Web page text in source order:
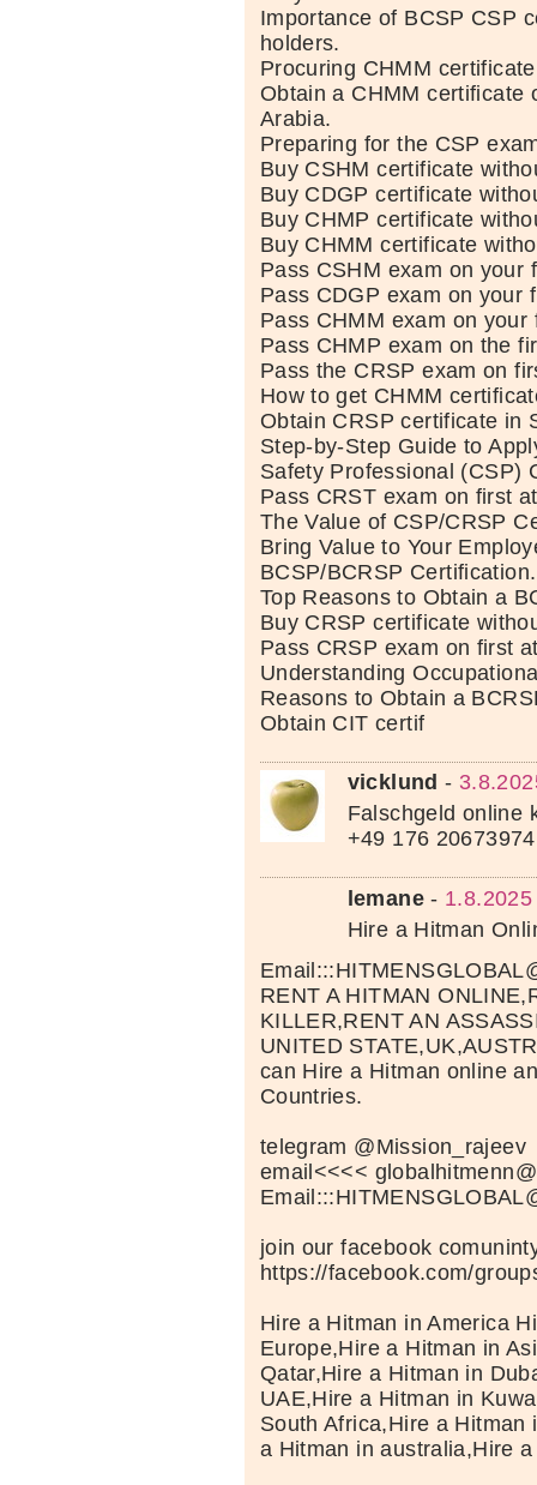
Importance of BCSP CSP
holders.
Procuring CHMM
Obtain a CHMM certificate
Arabia.
Preparing for the CSP
Buy CSHM certificate
Buy CDGP certificate
Buy CHMP certificate
Buy CHMM certificate
Pass CSHM exam on your
Pass CDGP exam on your
Pass CHMM exam on your
Pass CHMP exam on the
Pass the CRSP exam on
How to get CHMM
Obtain CRSP certificate in
Step-by-Step Guide to
Safety Professional (CSP)
Pass CRST exam on first
The Value of CSP/CRSP
Bring Value to Your
BCSP/BCRSP Certification.
Top Reasons to Obtain a
Buy CRSP certificate
Pass CRSP exam on first
Understanding
Reasons to Obtain a
Obtain CIT certif
vicklund -
Falschgeld online
+49 176 20673974
lemane-
Hire a Hitman
RENT A HITMAN
KILLER,RENT AN
UNITED
can Hire a Hitman online
Countries.
telegram @Mission_rajeev
email<<<<
join our facebook
https://facebook.com/
Hire a Hitman in America
Europe,Hire a Hitman in
Qatar,Hire a Hitman in
UAE,Hire a Hitman in
South Africa,Hire a Hitman
a Hitman in australia,Hire